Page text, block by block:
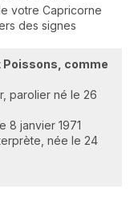
votre Capricorne
des signes
Poissons, comme
parolier né le 26
8 janvier 1971
née le 24